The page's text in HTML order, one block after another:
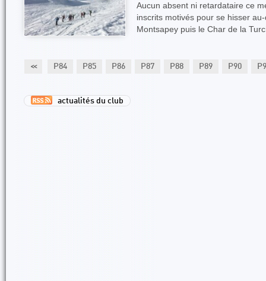
Aucun absent ni retardataire ce
inscrits motivés pour se hisser
Montsapey puis le Char de la
<<
P83 P84 P85 P86 P87 P88 P89 P90
actualités du club